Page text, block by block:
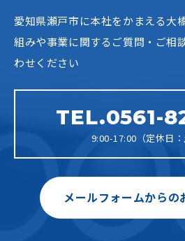
愛知県瀬戸市に本社をかまえる大
組みや事業に関するご質問・ご相
わせください
TEL.0561-
9:00-17:00（定休日：
メールフォームからの